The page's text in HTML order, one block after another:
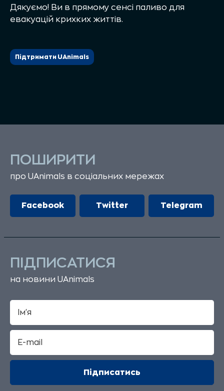
Дякуємо! Ви в прямому сенсі паливо для
евакуацій крихких життів.
Підтримати UAnimals
ПОШИРИТИ
про UAnimals в соціальних мережах
Facebook Twitter Telegram
ПІДПИСАТИСЯ
на новини UAnimals